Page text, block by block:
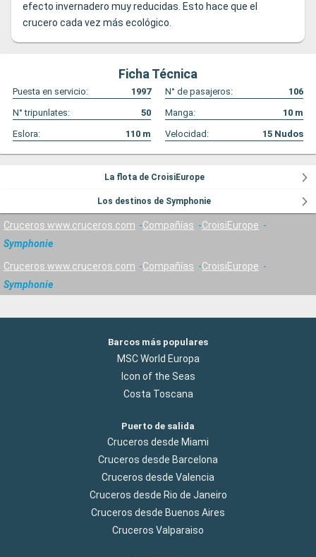
efecto invernadero muy reducidas. Esto hace que el
crucero cada vez más ecológico.
Ficha Técnica
Puesta en servicio: 1997 N° de pasajeros:
106
N° tripunlates:
50 Manga: 10 m
Eslora:
110 m Velocidad: 15 Nudos
La flota de CroisiEurope
Los destinos de Symphonie
Cruceros www.cruceros.com Compañías
CroisiEurope
Symphonie
Cruceros www.cruceros.com Compañías
CroisiEurope
Symphonie
Barcos más populares
MSC World Europa
Icon of the Seas
Costa Toscana
Puerto de salida
Cruceros desde Miami
Cruceros desde Barcelona
Cruceros desde Valencia
Cruceros desde Rio de Janeiro
Cruceros desde Buenos Aires
Cruceros Valparaiso